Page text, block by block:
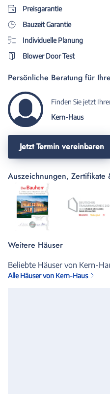
wir erwartet.
Preisgarantie
Bauzeit Garantie
Individuelle Planung
Blower Door Test
Persönliche Beratung für
Finden Sie jetzt
Kern-Haus
Jetzt Termin vereinbaren
Auszeichnungen, Zertifikate
Weitere Häuser
Beliebte Häuser von Kern-
Alle Häuser von Kern-Haus